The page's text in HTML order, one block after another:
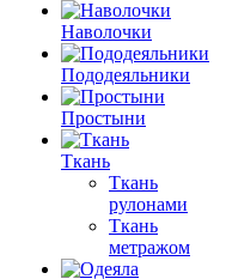
Наволочки
Пододеяльники
Простыни
Ткань
Ткань
рулонами
Ткань
метражом